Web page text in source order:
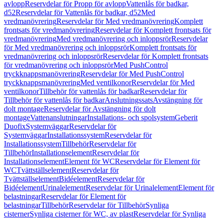
avloppReservdelar för Propp för avloppVattenlås för badkar,
d52Reservdelar för Vattenlås för badkar, d52Med
vredmanövreringReservdelar för Med vredmanövreringKomplett
frontsats för vredmanövreringReservdelar för Komplett frontsats för
vredmanövreringMed vredmanövrering och inloppsrörReservdelar
för Med vredmanövrering och inloppsrörKomplett frontsats för
vredmanövrering och inloppsrörReservdelar för Komplett frontsats
för vredmanövrering och inloppsrörMed PushControl
tryckknappsmanövreringReservdelar för Med PushControl
tryckknappsmanövreringMed ventilkonorReservdelar för Med
ventilkonorTillbehör för vattenlås för badkarReservdelar för
Tillbehör för vattenlås för badkarAnslutningssatsAvstängning för
dolt montageReservdelar för Avstängning för dolt
montageVattenanslutningarInstallations- och spolsystemGeberit
DuofixSystemväggarReservdelar för
SystemväggarInstallationssystemReservdelar för
InstallationssystemTillbehörReservdelar för
TillbehörInstallationselementReservdelar för
InstallationselementElement för WCReservdelar för Element för
WCTvättställselementReservdelar för
TvättställselementBidéelementReservdelar för
BidéelementUrinalelementReservdelar för UrinalelementElement för
belastningarReservdelar för Element för
belastningarTillbehörReservdelar för TillbehörSynliga
cisternerSynliga cisterner för WC, av plastReservdelar för Synliga